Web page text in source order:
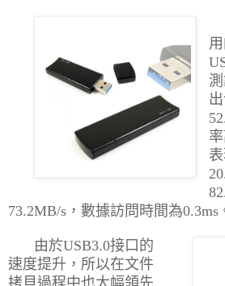
73.2MB/s ，數據訪問時間為0.3ms
由於USB3.0接口的
速度提升，所以在文件